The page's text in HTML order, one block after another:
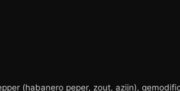
(habanero peper, zout, azijn),